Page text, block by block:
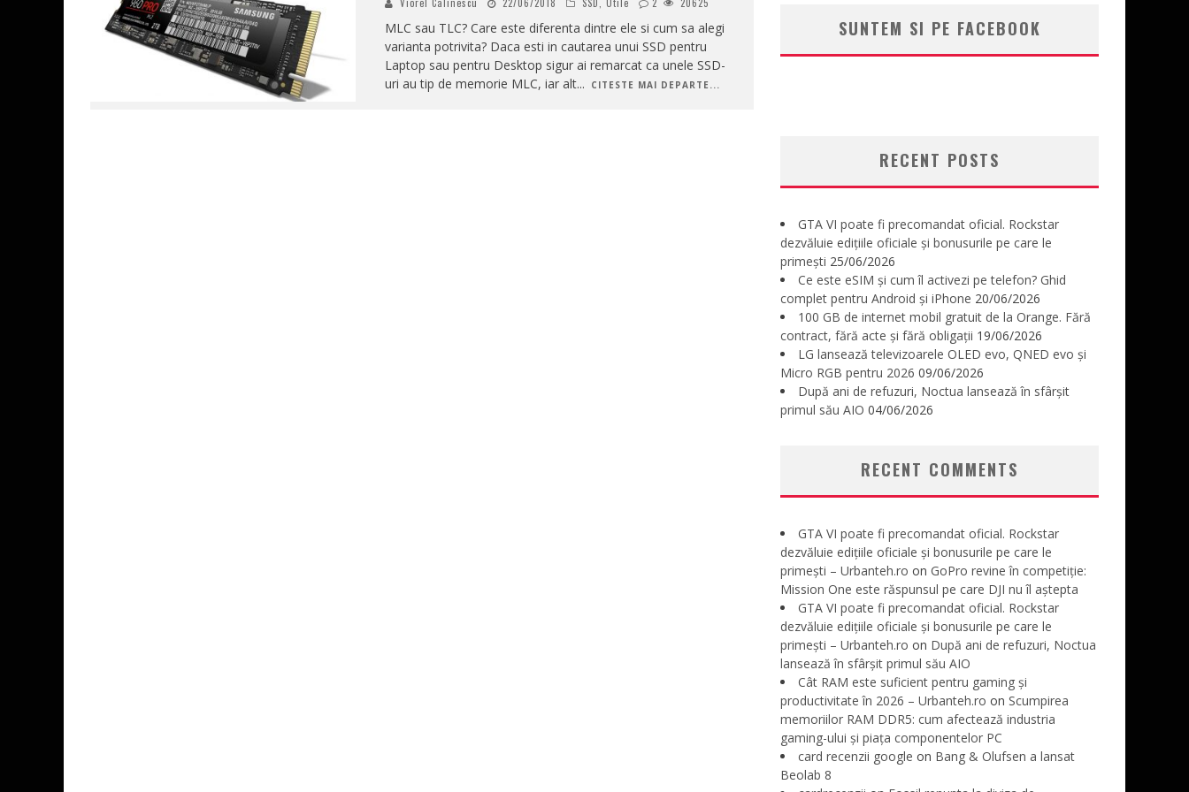
MLC sau TLC? Care este diferenta dintre ele si cum sa alegi
varianta potrivita? Daca esti in cautarea unui SSD pentru
Laptop sau pentru Desktop sigur ai remarcat ca unele SSD-
uri au tip de memorie MLC, iar alt... CITESTE MAI DEPARTE...
SUNTEM SI PE FACEBOOK
RECENT POSTS
GTA VI poate fi precomandat oficial. Rockstar
dezvăluie edițiile oficiale și bonusurile pe care le
primești 25/06/2026
Ce este eSIM și cum îl activezi pe telefon? Ghid
complet pentru Android și iPhone 20/06/2026
100 GB de internet mobil gratuit de la Orange. Fără
contract, fără acte și fără obligații 19/06/2026
LG lansează televizoarele OLED evo, QNED evo și
Micro RGB pentru 2026 09/06/2026
După ani de refuzuri, Noctua lansează în sfârșit
primul său AIO 04/06/2026
RECENT COMMENTS
GTA VI poate fi precomandat oficial. Rockstar
dezvăluie edițiile oficiale și bonusurile pe care le
primești – Urbanteh.ro on GoPro revine în competiție:
Mission One este răspunsul pe care DJI nu îl aștepta
GTA VI poate fi precomandat oficial. Rockstar
dezvăluie edițiile oficiale și bonusurile pe care le
primești – Urbanteh.ro on După ani de refuzuri, Noctua
lansează în sfârșit primul său AIO
Cât RAM este suficient pentru gaming și
productivitate în 2026 – Urbanteh.ro on Scumpirea
memoriilor RAM DDR5: cum afectează industria
gaming-ului și piața componentelor PC
card recenzii google on Bang & Olufsen a lansat
Beolab 8